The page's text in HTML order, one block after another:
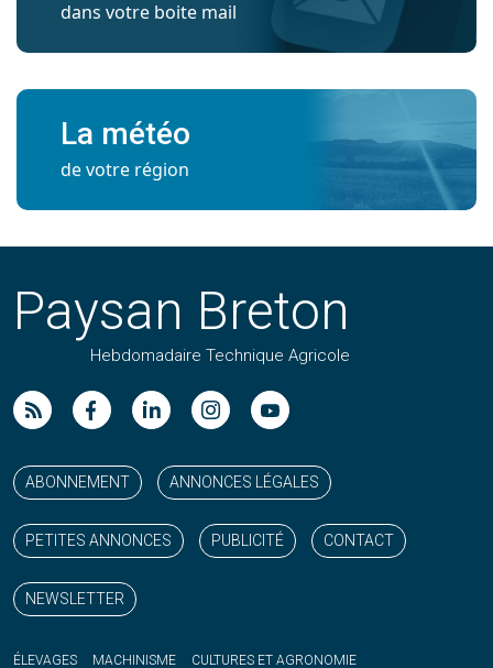
dans votre boite mail
La météo
de votre région
Paysan Breton
Hebdomadaire Technique Agricole
ABONNEMENT ANNONCES LÉGALES
PETITES ANNONCES PUBLICITÉ CONTACT
NEWSLETTER
ÉLEVAGES MACHINISME CULTURES ET AGRONOMIE